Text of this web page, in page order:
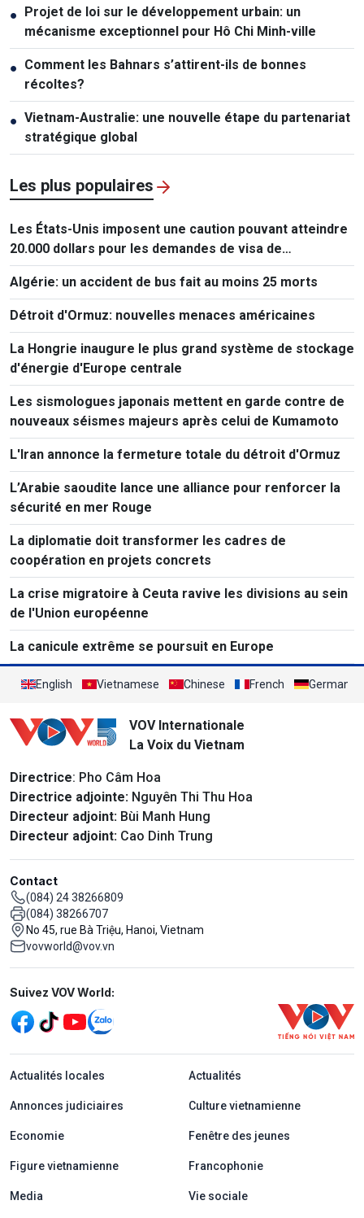
● Projet de loi sur le développement urbain: un
mécanisme exceptionnel pour Hô Chi Minh-ville
● Comment les Bahnars s’attirent-ils de bonnes
récoltes?
● Vietnam-Australie: une nouvelle étape du partenariat
stratégique global
Les plus populaires
Les États-Unis imposent une caution pouvant atteindre
20.000 dollars pour les demandes de visa de
ressortissants de 50 pays
Algérie: un accident de bus fait au moins 25 morts
Détroit d'Ormuz: nouvelles menaces américaines
La Hongrie inaugure le plus grand système de stockage
d'énergie d'Europe centrale
Les sismologues japonais mettent en garde contre de
nouveaux séismes majeurs après celui de Kumamoto
L'Iran annonce la fermeture totale du détroit d'Ormuz
L’Arabie saoudite lance une alliance pour renforcer la
sécurité en mer Rouge
La diplomatie doit transformer les cadres de
coopération en projets concrets
La crise migratoire à Ceuta ravive les divisions au sein
de l'Union européenne
La canicule extrême se poursuit en Europe
English Vietnamese Chinese French German
VOV Internationale
La Voix du Vietnam
Directrice: Pho Câm Hoa
Directrice adjointe: Nguyên Thi Thu Hoa
Directeur adjoint: Bùi Manh Hung
Directeur adjoint: Cao Dinh Trung
Contact
(084) 24 38266809
(084) 38266707
No 45, rue Bà Triệu, Hanoi, Vietnam
vovworld@vov.vn
Mạng xã hội
Suivez VOV World:
menu footer tiếng Pháp
Actualités locales Actualités
Annonces judiciaires Culture vietnamienne
Economie Fenêtre des jeunes
Figure vietnamienne Francophonie
Media Vie sociale